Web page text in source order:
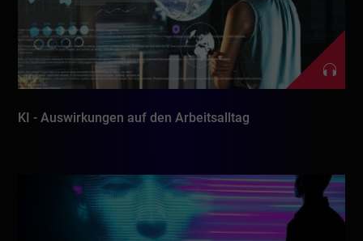
KI - Auswirkungen auf den Arbeitsalltag